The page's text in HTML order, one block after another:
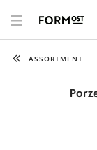
ASSORTMENT